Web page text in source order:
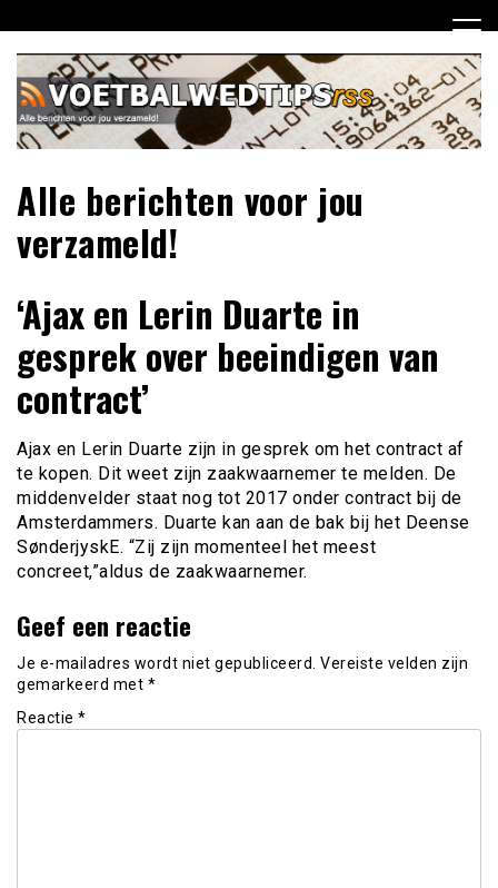
naar
inhoud
Alle berichten voor jou
verzameld!
‘Ajax en Lerin Duarte in
gesprek over beeindigen van
contract’
Ajax en Lerin Duarte zijn in gesprek om het contract af
te kopen. Dit weet zijn zaakwaarnemer te melden. De
middenvelder staat nog tot 2017 onder contract bij de
Amsterdammers. Duarte kan aan de bak bij het Deense
SønderjyskE. “Zij zijn momenteel het meest
concreet,”aldus de zaakwaarnemer.
Geef een reactie
Je e-mailadres wordt niet gepubliceerd. Vereiste velden zijn
gemarkeerd met *
Reactie *